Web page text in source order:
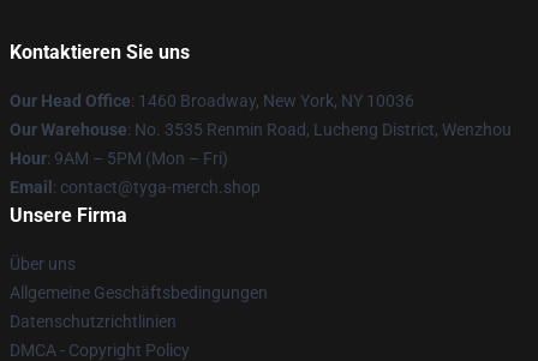
Kontaktieren Sie uns
Our Head Office: 1460 Broadway, New York, NY 10036
Our Warehouse: No. 3535 Renmin Road, Lucheng District, Wenzhou
Hour: 9AM – 5PM (Mon – Fri)
Email : contact@tyga-merch.shop
Unsere Firma
Über uns
Allgemeine Geschäftsbedingungen
Datenschutzrichtlinien
DMCA - Copyright Policy